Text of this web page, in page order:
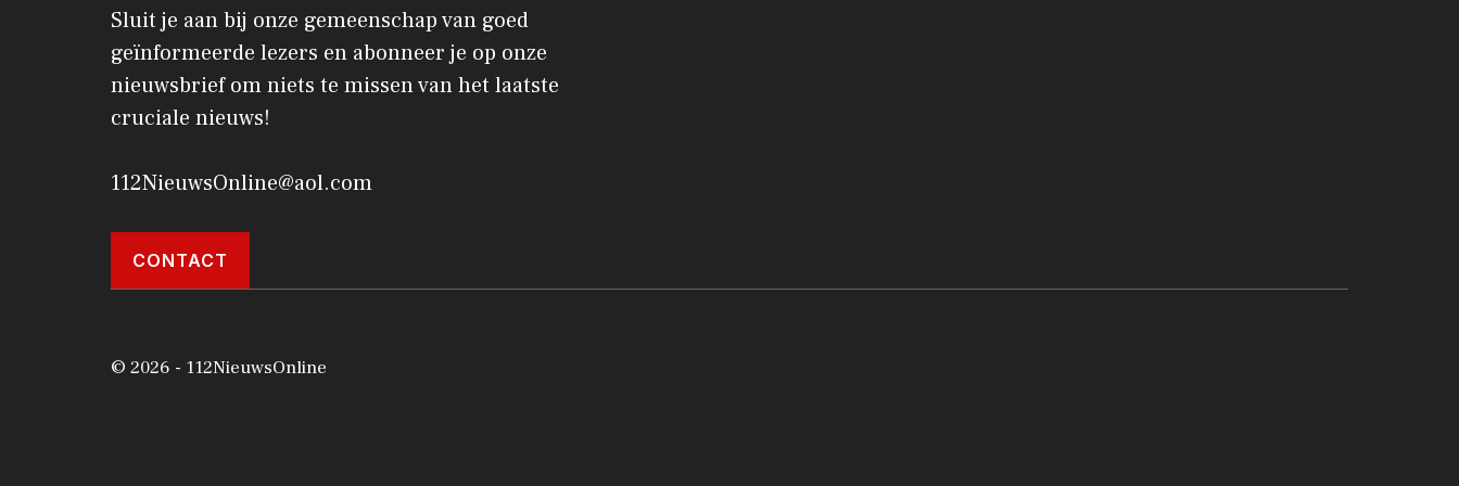
Sluit je aan bij onze gemeenschap van goed
geïnformeerde lezers en abonneer je op onze
nieuwsbrief om niets te missen van het laatste
cruciale nieuws!
112NieuwsOnline@aol.com
CONTACT
© 2026 - 112NieuwsOnline